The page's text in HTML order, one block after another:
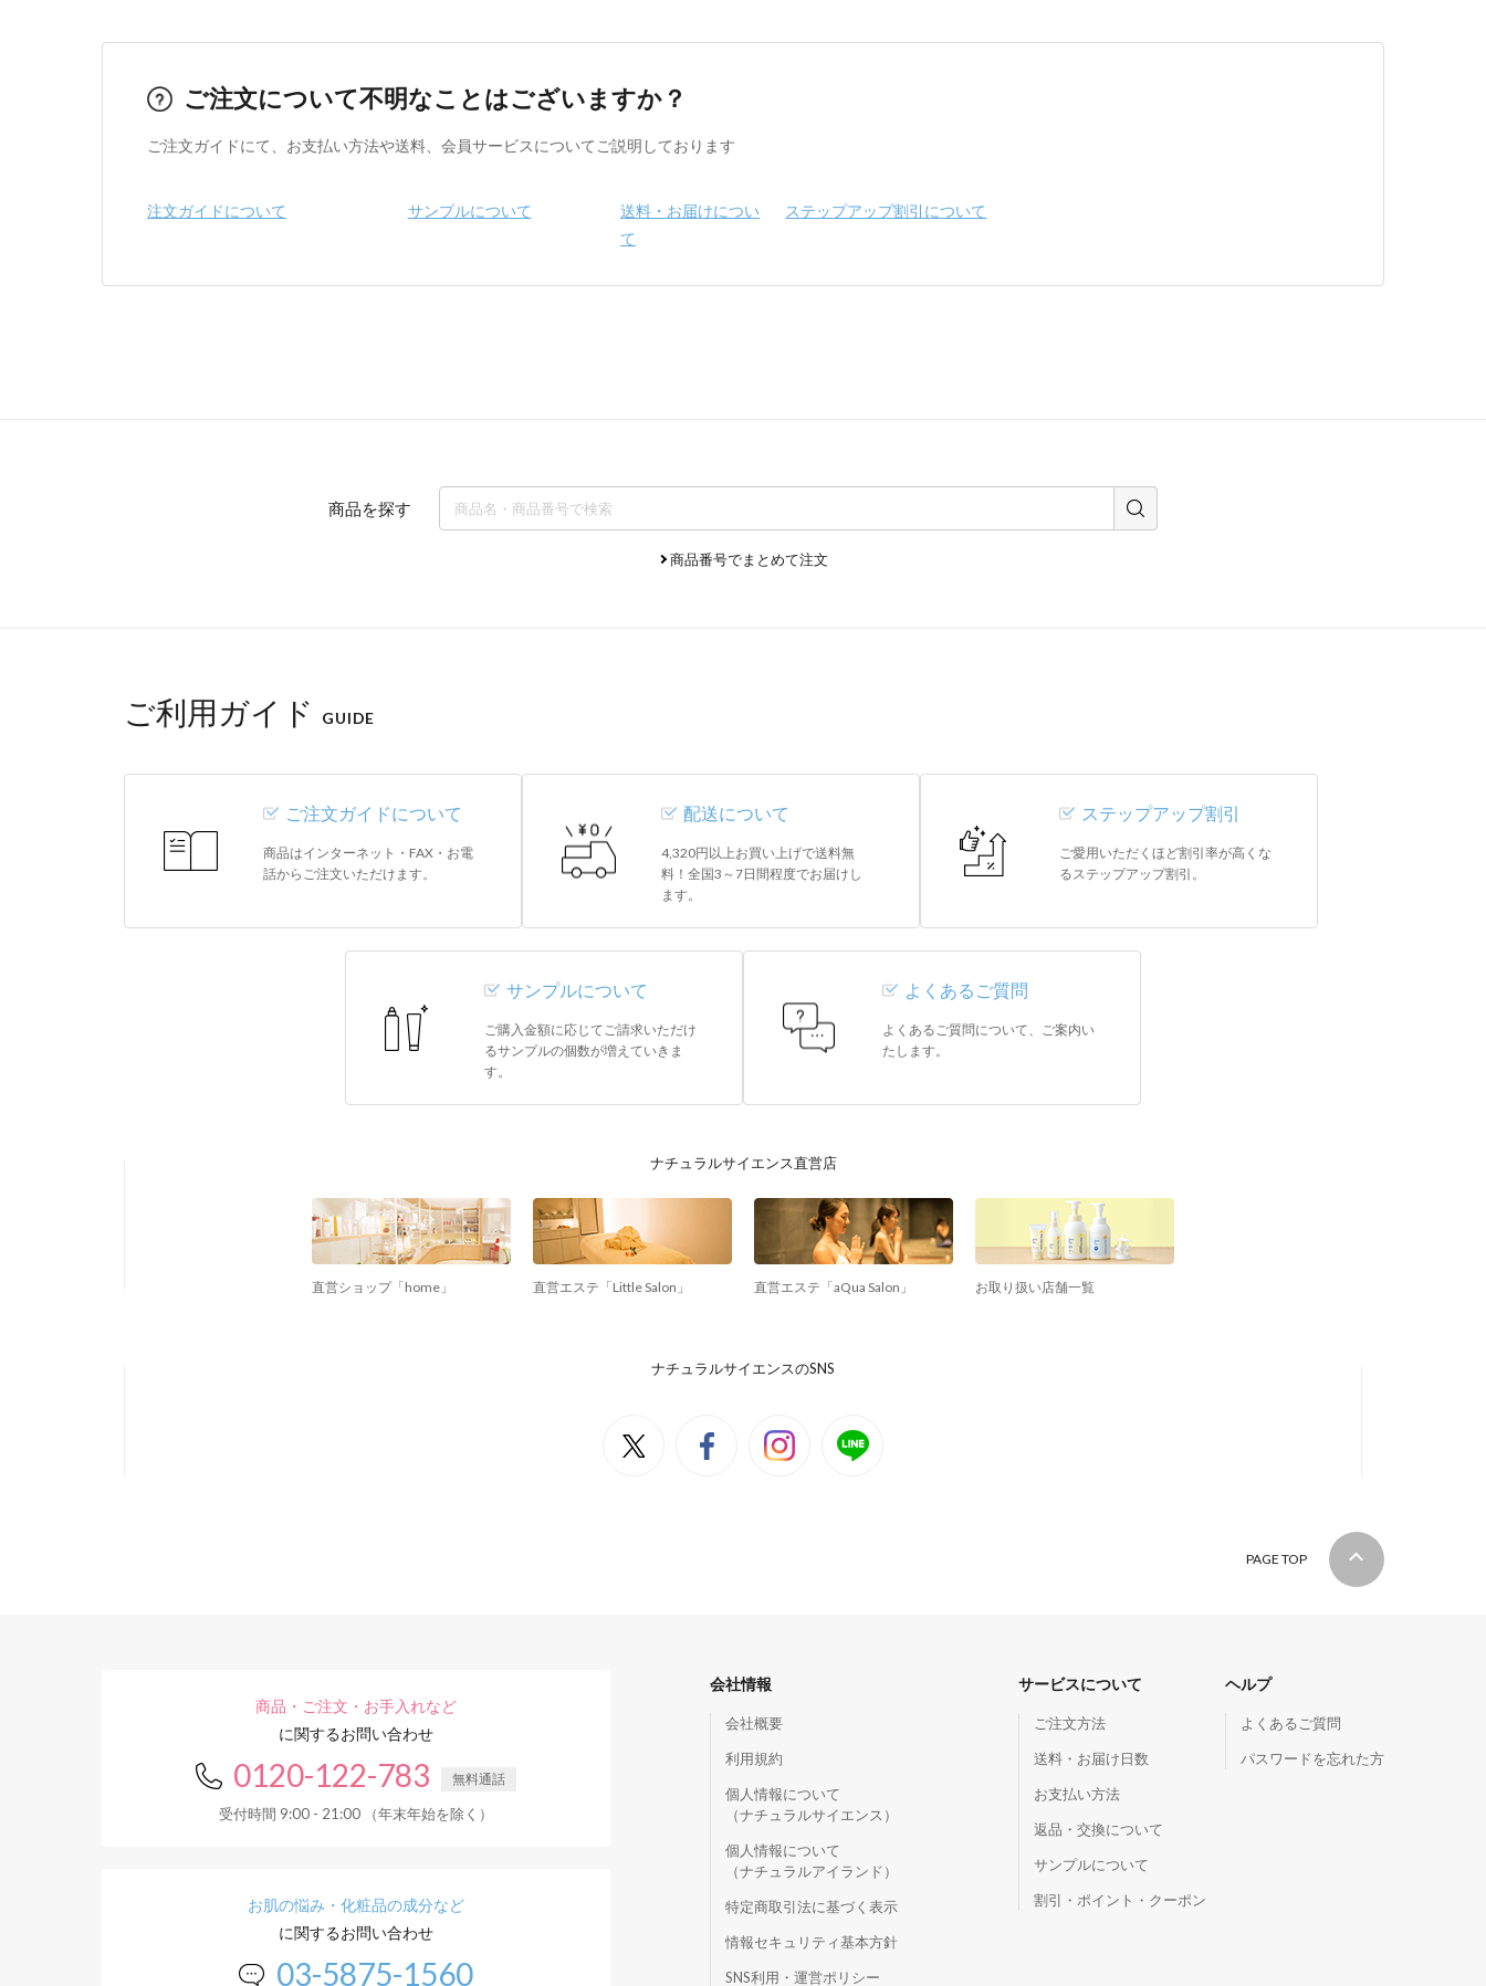
ご注文について不明なことはございますか？
ご注文ガイドにて、お支払い方法や送料、会員サービスについてご説明しております
注文ガイドについて サンプルについて
送料・お届けについ
て
ステップアップ割引について
商品を探す
商品番号でまとめて注文
ご利用ガイド GUIDE
ご注文ガイドについて
商品はインターネット・FAX・お電
話からご注文いただけます。
配送について
4,320円以上お買い上げで送料無
料！全国3～7日間程度でお届けし
ます。
ステップアップ割引
ご愛用いただくほど割引率が高くな
るステップアップ割引。
サンプルについて
ご購入金額に応じてご請求いただけ
るサンプルの個数が増えていきま
す。
よくあるご質問
よくあるご質問について、ご案内い
たします。
ナチュラルサイエンス直営店
直営ショップ「home」 直営エステ「Little Salon」 直営エステ「aQua Salon」 お取り扱い店舗一覧
ナチュラルサイエンスのSNS
PAGE TOP
商品・ご注文・お手入れなど
に関するお問い合わせ
0120-122-783 無料通話
受付時間 9:00 - 21:00 （年末年始を除く）
お肌の悩み・化粧品の成分など
に関するお問い合わせ
03-5875-1560
会社情報
会社概要
利用規約
個人情報について
（ナチュラルサイエンス）
個人情報について
（ナチュラルアイランド）
特定商取引法に基づく表示
情報セキュリティ基本方針
SNS利用・運営ポリシー
サービスについて
ご注文方法
送料・お届け日数
お支払い方法
返品・交換について
サンプルについて
割引・ポイント・クーポン
ヘルプ
よくあるご質問
パスワードを忘れた方